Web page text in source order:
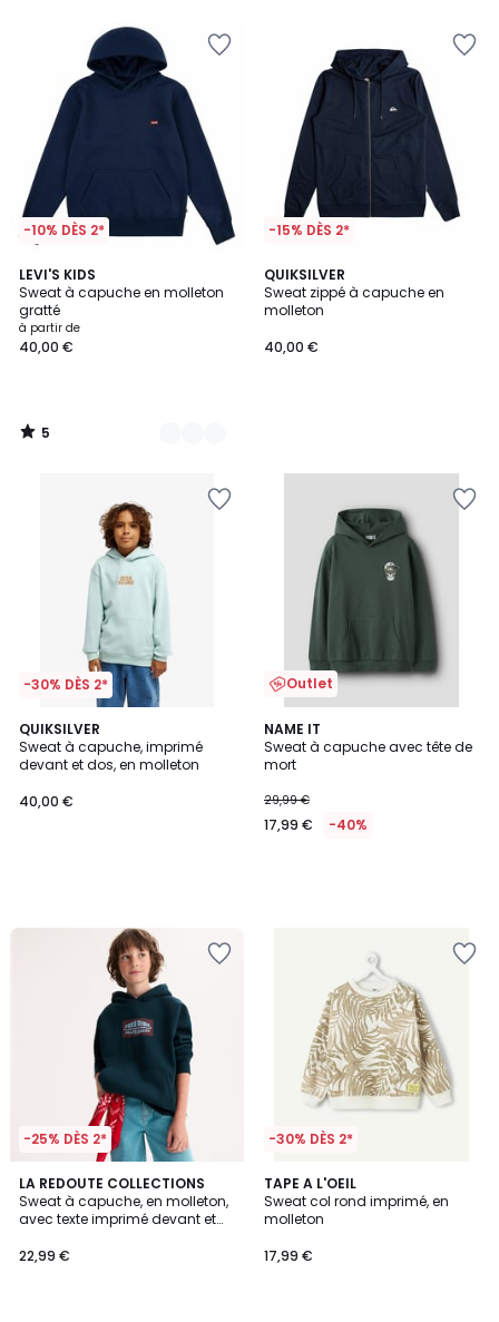
-10% DÈS 2*
LEVI'S KIDS
Sweat à capuche en molleton
gratté
à partir de
40,00 €
5
/
5
4
Couleurs
5
/
-15% DÈS 2*
QUIKSILVER
Sweat zippé à capuche en
molleton
40,00 €
-30% DÈS 2*
QUIKSILVER
Sweat à capuche, imprimé
devant et dos, en molleton
40,00 €
Outlet
NAME IT
Sweat à capuche avec tête de
mort
29,99 €
17,99 € -40%
-25% DÈS 2*
LA REDOUTE COLLECTIONS
Sweat à capuche, en molleton,
avec texte imprimé devant et
22,99 €
-30% DÈS 2*
TAPE A L'OEIL
Sweat col rond imprimé, en
molleton
17,99 €